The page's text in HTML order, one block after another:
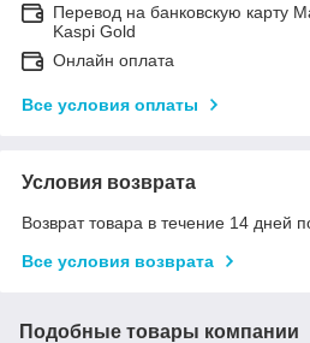
Перевод на банковскую карту
Kaspi Gold
Онлайн оплата
Все условия оплаты
Условия возврата
Возврат товара в течение 14 дней
Все условия возврата
Подобные товары компании